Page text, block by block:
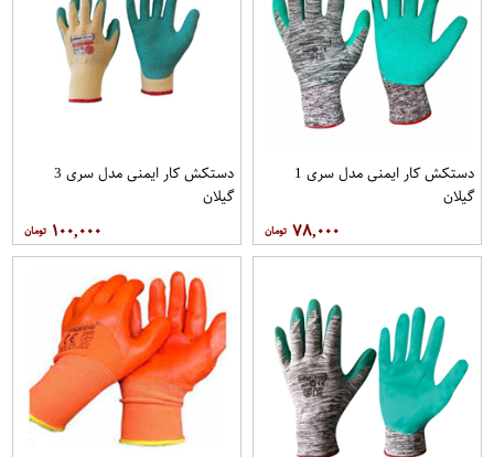
دستکش کار ایمنی مدل سری 1
گیلان
۷۸,۰۰۰
دستکش کار ایمنی مدل سری 3
گیلان
۱۰۰,۰۰۰